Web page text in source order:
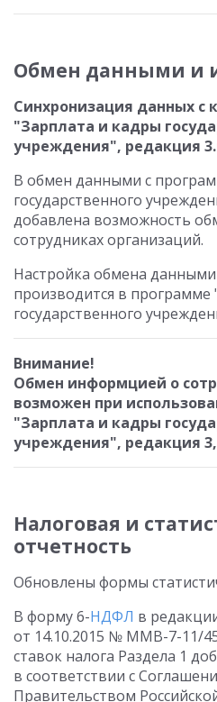
Обмен данными и
Синхронизация данных с
"Зарплата и кадры
учреждения", редакция
В обмен данными с
государственного
добавлена возможность
сотрудниках организаций.
Настройка обмена данными
производится в программе
государственного
Внимание!
Обмен информцией о
возможен при
"Зарплата и кадры
учреждения", редакция
Налоговая и
отчетность
Обновлены формы
В форму 6-НДФЛ в
от 14.10.2015 № ММВ-7-11/
ставок налога Раздела 1
в соответствии с
Правительством